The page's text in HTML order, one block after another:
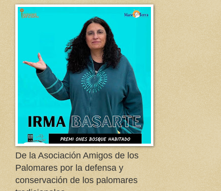
De la Asociación Amigos de los
Palomares por la defensa y
conservación de los palomares